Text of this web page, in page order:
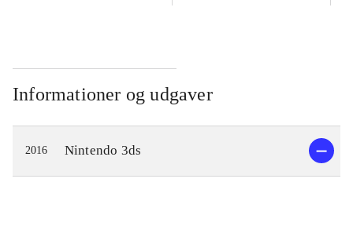
Informationer og udgaver
2016 Nintendo 3ds